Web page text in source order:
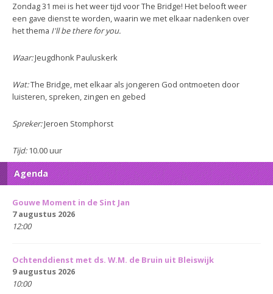
Zondag 31 mei is het weer tijd voor The Bridge! Het belooft weer
een gave dienst te worden, waarin we met elkaar nadenken over
het thema I'll be there for you.
Waar:Jeugdhonk Pauluskerk
Wat:The Bridge, met elkaar als jongeren God ontmoeten door
luisteren, spreken, zingen en gebed
Spreker:Jeroen Stomphorst
Tijd:10.00 uur
Agenda
Gouwe Moment in de Sint Jan
7 augustus 2026
12:00
Ochtenddienst met ds. W.M. de Bruin uit Bleiswijk
9 augustus 2026
10:00